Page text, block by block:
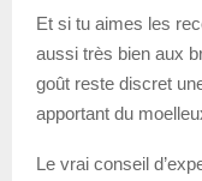
Et si tu aimes les
aussi très bien aux
goût reste discret
apportant du
Le vrai conseil